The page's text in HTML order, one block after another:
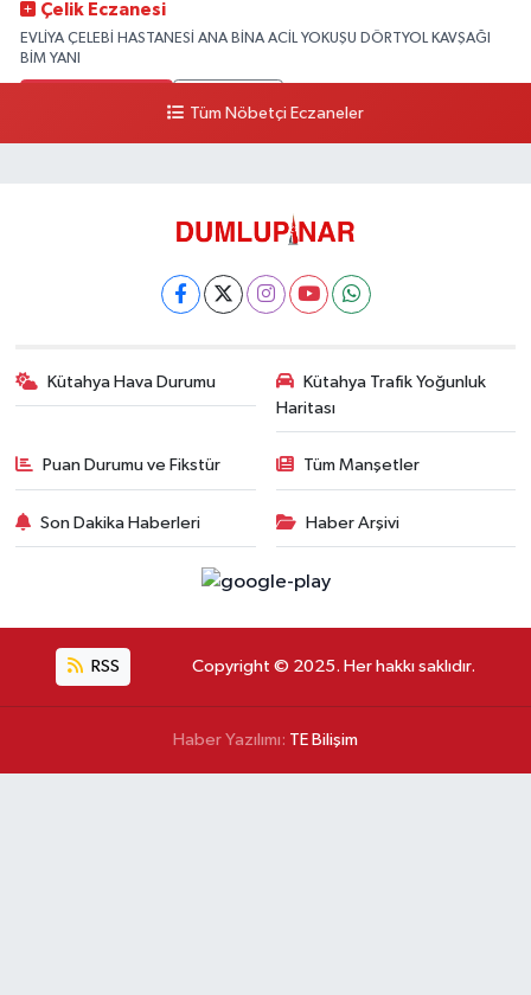
Çelik Eczanesi
EVLİYA ÇELEBİ HASTANESİ ANA BİNA ACİL YOKUŞU DÖRTYOL KAVŞAĞI
BİM YANI
Tüm Nöbetçi Eczaneler
Kütahya Hava Durumu
Kütahya Trafik Yoğunluk
Haritası
Puan Durumu ve Fikstür Tüm Manşetler
Son Dakika Haberleri Haber Arşivi
RSS Copyright © 2025. Her hakkı saklıdır.
Haber Yazılımı: TE Bilişim